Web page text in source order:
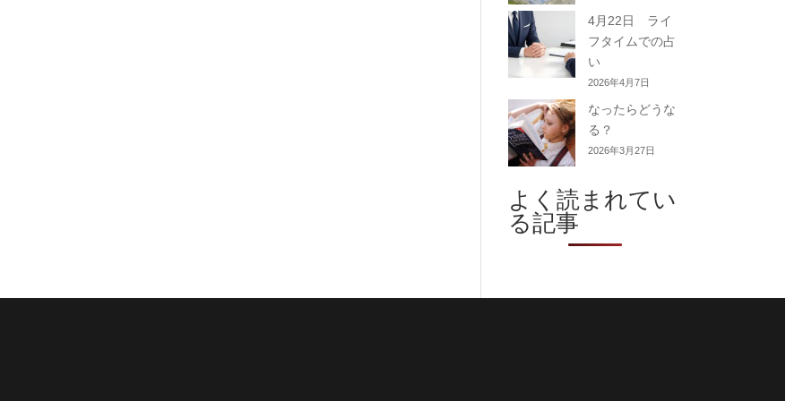
4月22日 ライ
フタイムでの占
い
2026年4月7日
なったらどうな
る？
2026年3月27日
よく読まれてい
る記事